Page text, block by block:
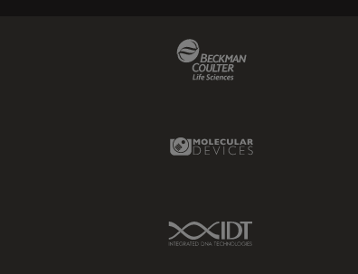
Molecular Devices Link
IDT Link